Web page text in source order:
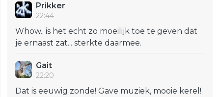
Prikker
22:44
Whow.. is het echt zo moeilijk toe te geven dat
je ernaast zat... sterkte daarmee.
Gait
22:20
Dat is eeuwig zonde! Gave muziek, mooie kerel!